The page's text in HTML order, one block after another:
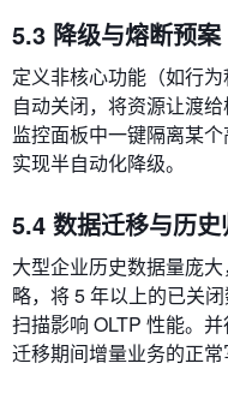
5.3 降级与熔断预案
定义非核心功能（如行
自动关闭，将资源让渡
监控面板中一键隔离某
实现半自动化降级。
5.4 数据迁移与历史
大型企业历史数据量庞
略，将 5 年以上的已关
扫描影响 OLTP 性能。
迁移期间增量业务的正常